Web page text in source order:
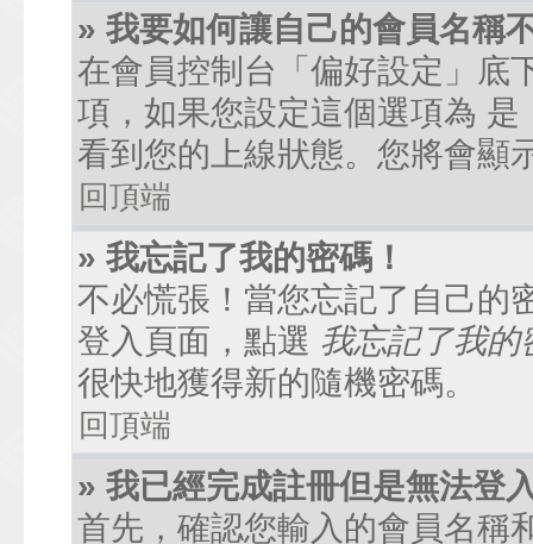
» 我要如何讓自己的會員名稱
在會員控制台「偏好設定」底
項，如果您設定這個選項為 是
看到您的上線狀態。您將會顯
回頂端
» 我忘記了我的密碼！
不必慌張！當您忘記了自己的
登入頁面，點選 我忘記了我的
很快地獲得新的隨機密碼。
回頂端
» 我已經完成註冊但是無法登
首先，確認您輸入的會員名稱